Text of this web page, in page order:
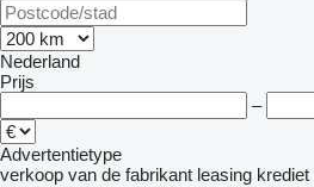
Nederland
Prijs
–
Advertentietype
verkoop van de fabrikant leasing krediet